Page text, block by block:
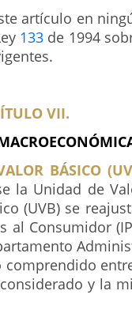
artículo en
133 de 1994
VII.
BÁSICO
la Unidad de
(UVB) se
al Consumidor
comprendido
y la